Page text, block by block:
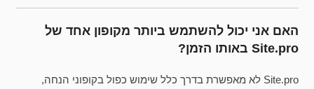
האם אני יכול להשתמש ביותר מקופון אחד של
Site.pro באותו הזמן?
Site.pro לא מאפשרת בדרך כלל שימוש כפול בקופוני הנחה,